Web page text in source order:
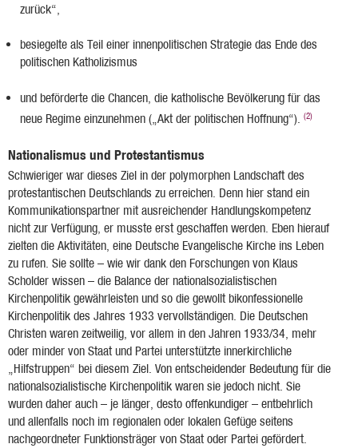
zurück“,
besiegelte als Teil einer innenpolitischen Strategie das Ende des
politischen Katholizismus
und beförderte die Chancen, die katholische Bevölkerung für das
neue Regime einzunehmen („Akt der politischen Hoffnung“). (2)
Nationalismus und Protestantismus
Schwieriger war dieses Ziel in der polymorphen Landschaft des
protestantischen Deutschlands zu erreichen. Denn hier stand ein
Kommunikationspartner mit ausreichender Handlungskompetenz
nicht zur Verfügung, er musste erst geschaffen werden. Eben hierauf
zielten die Aktivitäten, eine Deutsche Evangelische Kirche ins Leben
zu rufen. Sie sollte – wie wir dank den Forschungen von Klaus
Scholder wissen – die Balance der nationalsozialistischen
Kirchenpolitik gewährleisten und so die gewollt bikonfessionelle
Kirchenpolitik des Jahres 1933 vervollständigen. Die Deutschen
Christen waren zeitweilig, vor allem in den Jahren 1933/34, mehr
oder minder von Staat und Partei unterstützte innerkirchliche
„Hilfstruppen“ bei diesem Ziel. Von entscheidender Bedeutung für die
nationalsozialistische Kirchenpolitik waren sie jedoch nicht. Sie
wurden daher auch – je länger, desto offenkundiger – entbehrlich
und allenfalls noch im regionalen oder lokalen Gefüge seitens
nachgeordneter Funktionsträger von Staat oder Partei gefördert.